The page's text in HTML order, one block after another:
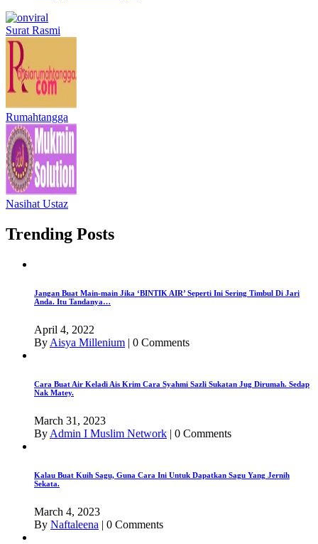
Surat Rasmi
Rumahtangga
Nasihat Ustaz
Trending Posts
Jangan Buat Main-main Jika ‘BINTIK AIR’ Seperti Ini Sering Timbul Di Jari
Anda. Itu Tandanya…
April 4, 2022
By Aisya Millenium | 0 Comments
Cara Buat Air Keladi Ais Krim Cara Syahmi Sazli Sukatan Jug Dirumah. Sedap
Nak Matey.
March 31, 2023
By Admin I Muslim Network | 0 Comments
Kalau Buat Kuih Sagu, Guna Cara Ini Untuk Dapatkan Sagu Yang Jernih
Sekata.
March 4, 2023
By Naftaleena | 0 Comments